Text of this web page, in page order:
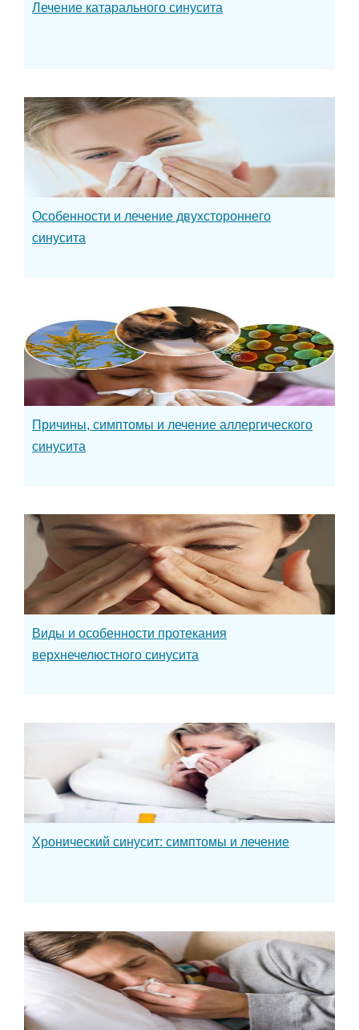
Лечение катарального синусита
Особенности и лечение двухстороннего
синусита
Причины, симптомы и лечение аллергического
синусита
Виды и особенности протекания
верхнечелюстного синусита
Хронический синусит: симптомы и лечение